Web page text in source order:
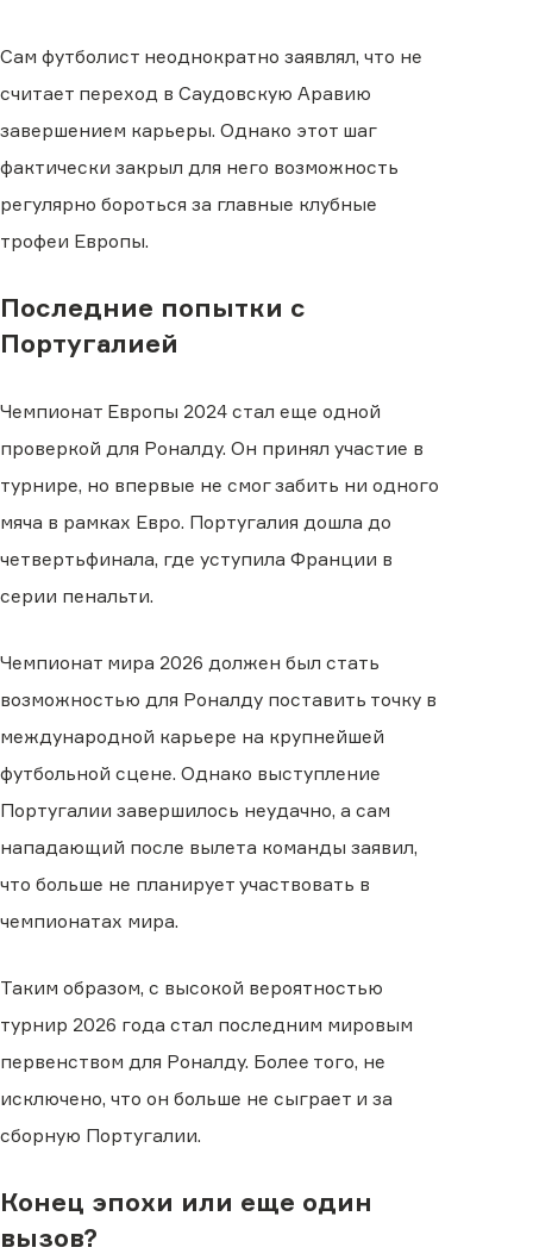
Сам футболист неоднократно заявлял, что не
считает переход в Саудовскую Аравию
завершением карьеры. Однако этот шаг
фактически закрыл для него возможность
регулярно бороться за главные клубные
трофеи Европы.
Последние попытки с
Португалией
Чемпионат Европы 2024 стал еще одной
проверкой для Роналду. Он принял участие в
турнире, но впервые не смог забить ни одного
мяча в рамках Евро. Португалия дошла до
четвертьфинала, где уступила Франции в
серии пенальти.
Чемпионат мира 2026 должен был стать
возможностью для Роналду поставить точку в
международной карьере на крупнейшей
футбольной сцене. Однако выступление
Португалии завершилось неудачно, а сам
нападающий после вылета команды заявил,
что больше не планирует участвовать в
чемпионатах мира.
Таким образом, с высокой вероятностью
турнир 2026 года стал последним мировым
первенством для Роналду. Более того, не
исключено, что он больше не сыграет и за
сборную Португалии.
Конец эпохи или еще один
вызов?